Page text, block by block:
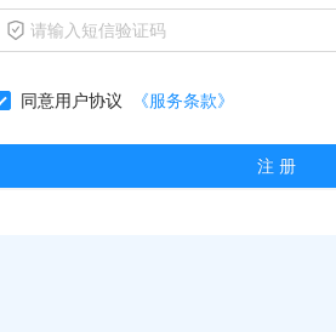
同意用户协议 《服务条款》
注 册